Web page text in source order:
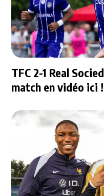
TFC 2-1 Real
match en vidéo ici !